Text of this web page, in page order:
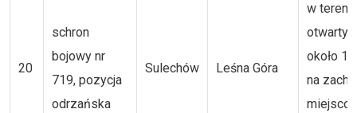
20
schron
bojowy nr
719, pozycja
odrzańska
Sulechów Leśna Góra
w
około
na